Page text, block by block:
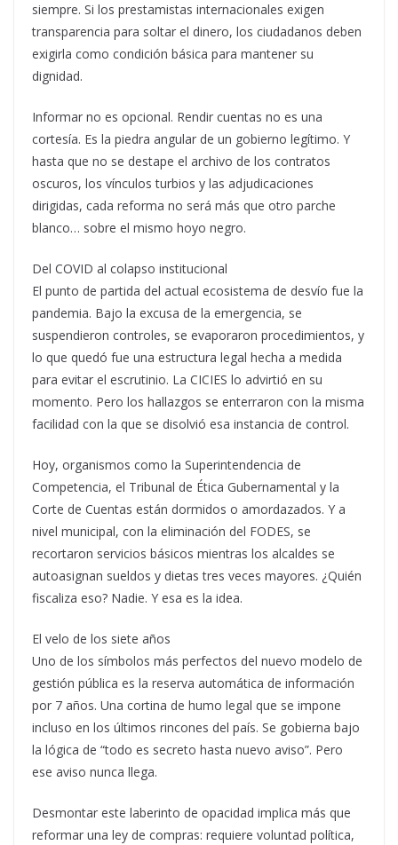
siempre. Si los prestamistas internacionales exigen
transparencia para soltar el dinero, los ciudadanos deben
exigirla como condición básica para mantener su
dignidad.
Informar no es opcional. Rendir cuentas no es una
cortesía. Es la piedra angular de un gobierno legítimo. Y
hasta que no se destape el archivo de los contratos
oscuros, los vínculos turbios y las adjudicaciones
dirigidas, cada reforma no será más que otro parche
blanco… sobre el mismo hoyo negro.
Del COVID al colapso institucional
El punto de partida del actual ecosistema de desvío fue la
pandemia. Bajo la excusa de la emergencia, se
suspendieron controles, se evaporaron procedimientos, y
lo que quedó fue una estructura legal hecha a medida
para evitar el escrutinio. La CICIES lo advirtió en su
momento. Pero los hallazgos se enterraron con la misma
facilidad con la que se disolvió esa instancia de control.
Hoy, organismos como la Superintendencia de
Competencia, el Tribunal de Ética Gubernamental y la
Corte de Cuentas están dormidos o amordazados. Y a
nivel municipal, con la eliminación del FODES, se
recortaron servicios básicos mientras los alcaldes se
autoasignan sueldos y dietas tres veces mayores. ¿Quién
fiscaliza eso? Nadie. Y esa es la idea.
El velo de los siete años
Uno de los símbolos más perfectos del nuevo modelo de
gestión pública es la reserva automática de información
por 7 años. Una cortina de humo legal que se impone
incluso en los últimos rincones del país. Se gobierna bajo
la lógica de “todo es secreto hasta nuevo aviso”. Pero
ese aviso nunca llega.
Desmontar este laberinto de opacidad implica más que
reformar una ley de compras: requiere voluntad política,